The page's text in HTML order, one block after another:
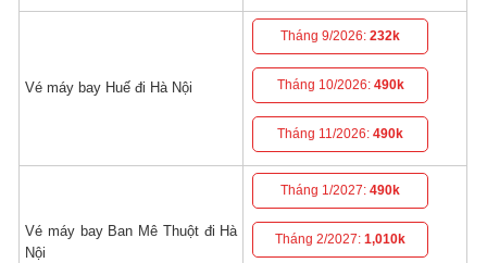
Vé máy bay Huế đi Hà Nội
Tháng 9/2026:232k
Tháng 10/2026: 490k
Tháng 11/2026:490k
Vé máy bay Ban Mê Thuột đi Hà
Nội
Tháng 1/2027:490k
Tháng 2/2027:1,010k